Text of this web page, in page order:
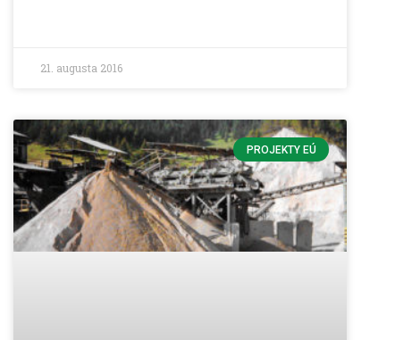
21. augusta 2016
PROJEKTY EÚ